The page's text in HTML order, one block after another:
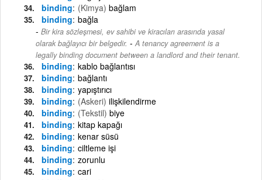
binding (Kimya) bağlam
binding bağla
Bir kira sözleşmesi, ev sahibi ve kiracıları arasında yasal
olarak bağlayıcı bir belgedir. - A tenancy agreement is a
legally binding document between a landlord and their tenant.
binding kablo bağlantısı
binding bağlantı
binding yapıştırıcı
binding (Askeri) ilişkilendirme
binding (Tekstil) biye
binding kitap kapağı
binding kenar süsü
binding ciltleme işi
binding zorunlu
binding cari